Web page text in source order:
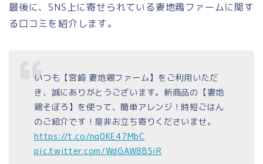
最後に、SNS上に寄せられている妻地鶏ファームに関す
る口コミを紹介します。
いつも【宮崎 妻地鶏ファーム】をご利用いただ
き、誠にありがとうございます。新商品の【妻地
鶏そぼろ】を使って、簡単アレンジ！時短ごはん
のご紹介です！是非お立ち寄りくださいませ。
https://t.co/nq0KE47MbC
pic.twitter.com/WdGAW8BSiR